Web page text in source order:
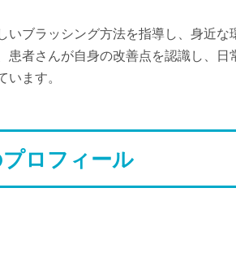
いブラッシング方法を指導し、身近
患者さんが自身の改善点を認識し、
います。
プロフィール